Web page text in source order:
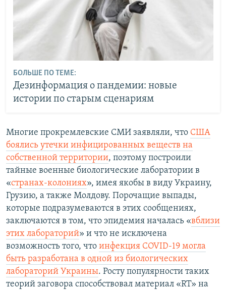
БОЛЬШЕ ПО ТЕМЕ:
Дезинформация о пандемии: новые
истории по старым сценариям
Многие прокремлевские СМИ заявляли, что США
боялись утечки инфицированных веществ на
собственной территории, поэтому построили
тайные военные биологические лаборатории в
«странах-колониях», имея якобы в виду Украину,
Грузию, а также Молдову. Порочащие выпады,
которые подразумеваются в этих сообщениях,
заключаются в том, что эпидемия началась «вблизи
этих лабораторий» и что не исключена
возможность того, что инфекция COVID-19 могла
быть разработана в одной из биологических
лабораторий Украины. Росту популярности таких
теорий заговора способствовал материал «RT» на